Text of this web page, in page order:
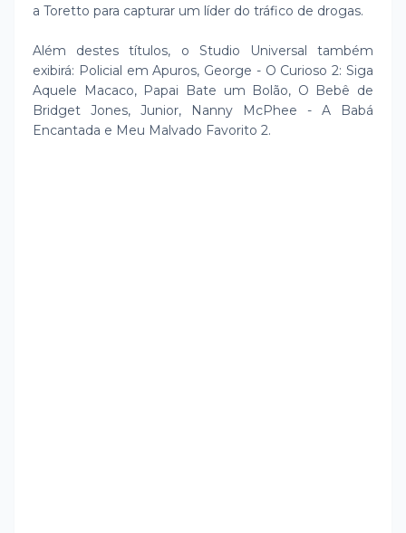
a Toretto para capturar um líder do tráfico de drogas.
Além destes títulos, o Studio Universal também
exibirá: Policial em Apuros, George - O Curioso 2: Siga
Aquele Macaco, Papai Bate um Bolão, O Bebê de
Bridget Jones, Junior, Nanny McPhee - A Babá
Encantada e Meu Malvado Favorito 2.